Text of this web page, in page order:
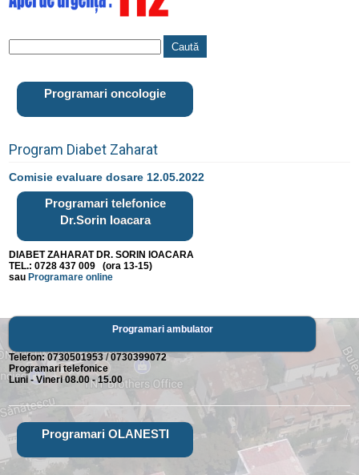
Programari oncologie
Program Diabet Zaharat
Comisie evaluare dosare 12.05.2022
Programari telefonice
Dr.Sorin Ioacara
DIABET ZAHARAT DR. SORIN IOACARA
TEL.: 0728 437 009 (ora 13-15)
sau Programare online
Programari ambulator
Telefon:0730501953/0730399072
Programari telefonice
Luni - Vineri 08.00 - 15.00
Programari OLANESTI